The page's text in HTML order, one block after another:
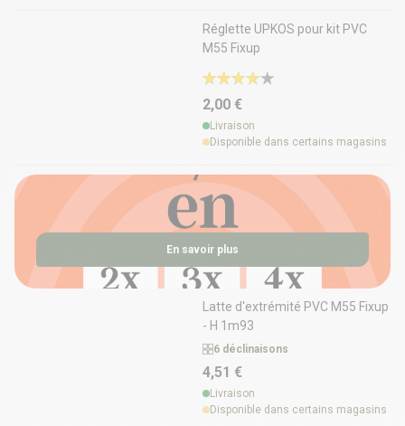
En savoir plus
Réglette UPKOS pour kit PVC
M55 Fixup
2,00 €
Livraison
Disponible dans certains magasins
Latte d'extrémité PVC M55 Fixup
- H 1m93
6 déclinaisons
4,51 €
Livraison
Disponible dans certains magasins